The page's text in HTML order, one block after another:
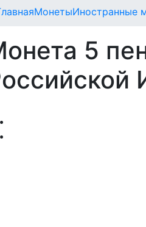
МонетыИностранные
5